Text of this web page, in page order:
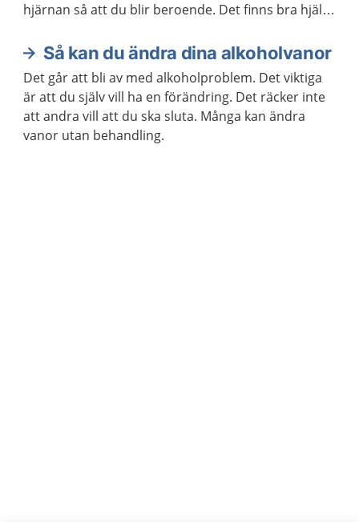
hjärnan så att du blir beroende. Det finns bra hjälp
Så kan du ändra dina alkoholvanor
Det går att bli av med alkoholproblem. Det viktiga
är att du själv vill ha en förändring. Det räcker inte
att andra vill att du ska sluta. Många kan ändra
vanor utan behandling.